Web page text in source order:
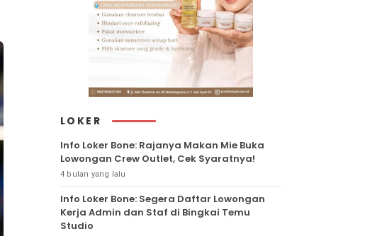
LOKER
Info Loker Bone: Rajanya Makan Mie Buka
Lowongan Crew Outlet, Cek Syaratnya!
4 bulan yang lalu
Info Loker Bone: Segera Daftar Lowongan
Kerja Admin dan Staf di Bingkai Temu
Studio